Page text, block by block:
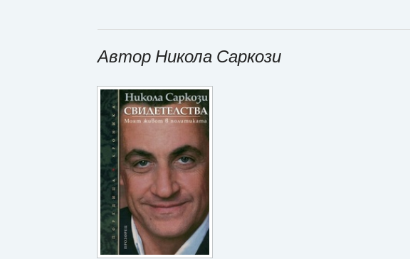
Автор Никола Саркози